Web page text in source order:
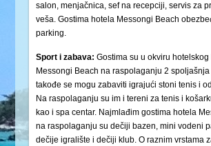
salon, menjačnica, sef na recepciji, servis za
veša. Gostima hotela Messongi Beach
parking.
Sport i zabava: Gostima su u okviru
Messongi Beach na raspolaganju 2
takođe se mogu zabaviti igrajući stoni tenis i
Na raspolaganju su im i tereni za tenis i
kao i spa centar. Najmlađim gostima hotela
na raspolaganju su dečiji bazen, mini vodeni
dečije igralište i dečiji klub. O raznim vrstama